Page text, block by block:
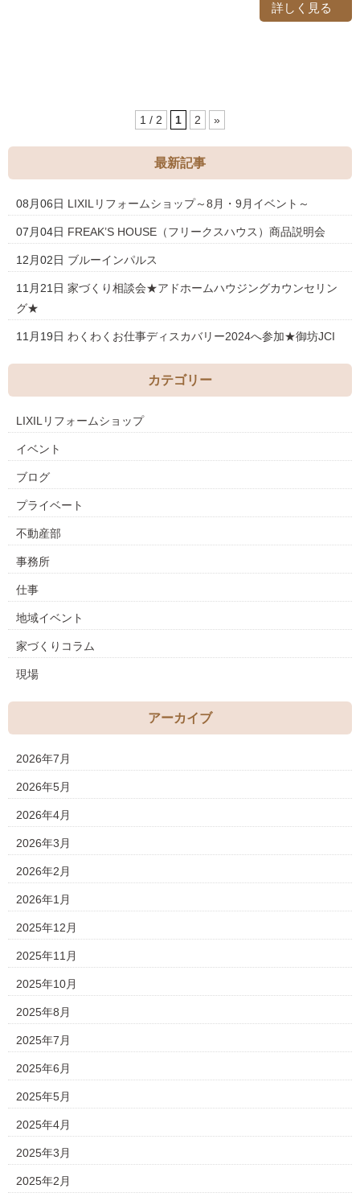
詳しく見る
1 / 2 1 2 »
最新記事
08月06日 LIXILリフォームショップ～8月・9月イベント～
07月04日 FREAK’S HOUSE（フリークスハウス）商品説明会
12月02日 ブルーインパルス
11月21日 家づくり相談会★アドホームハウジングカウンセリン
グ★
11月19日 わくわくお仕事ディスカバリー2024へ参加★御坊JCI
カテゴリー
LIXILリフォームショップ
イベント
ブログ
プライベート
不動産部
事務所
仕事
地域イベント
家づくりコラム
現場
アーカイブ
2026年7月
2026年5月
2026年4月
2026年3月
2026年2月
2026年1月
2025年12月
2025年11月
2025年10月
2025年8月
2025年7月
2025年6月
2025年5月
2025年4月
2025年3月
2025年2月